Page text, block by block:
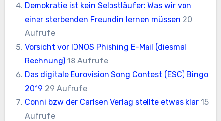
Demokratie ist kein Selbstläufer: Was wir von
einer sterbenden Freundin lernen müssen 20
Aufrufe
Vorsicht vor IONOS Phishing E-Mail (diesmal
Rechnung) 18 Aufrufe
Das digitale Eurovision Song Contest (ESC) Bingo
2019 29 Aufrufe
Conni bzw der Carlsen Verlag stellte etwas klar 15
Aufrufe